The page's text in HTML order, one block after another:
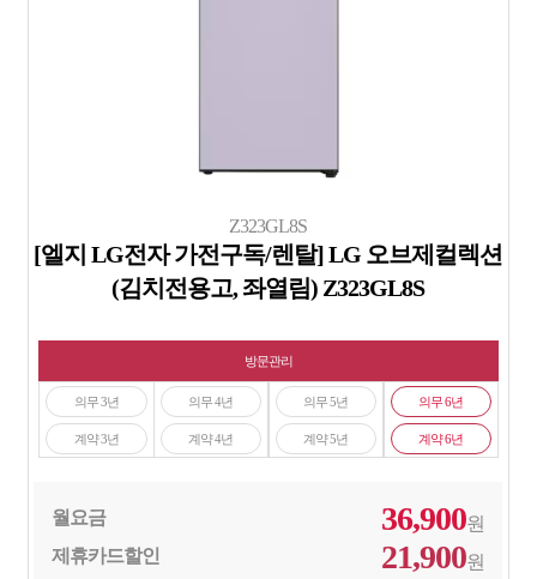
Z323GL8S
[엘지 LG전자 가전구독/렌탈] LG 오브제컬렉션
(김치전용고, 좌열림) Z323GL8S
방문관리
의무 3년
계약 3년
의무 4년
계약 4년
의무 5년
계약 5년
의무 6년
계약 6년
월요금 36,900원
제휴카드할인
21,900원